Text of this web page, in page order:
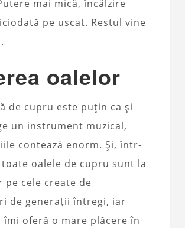
mai mică, încălzire
pe uscat. Restul vine
oalelor
de cupru este puțin ca și
un instrument muzical,
contează enorm. Și, într-
oalele de cupru sunt la
pe cele create de
de generații întregi, iar
îmi oferă o mare plăcere în